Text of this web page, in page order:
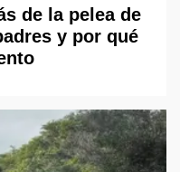
de la pelea de
y por qué